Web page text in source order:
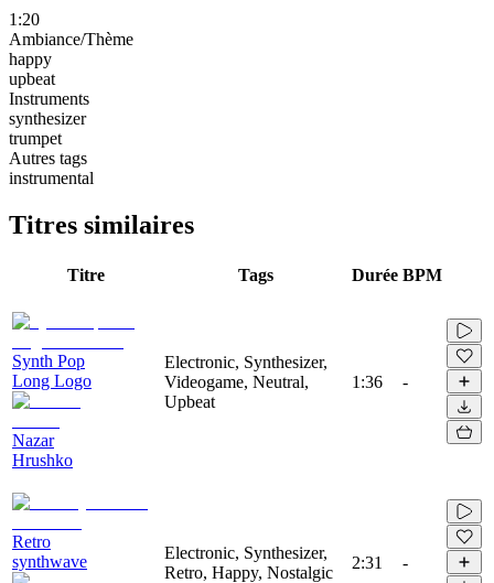
1:20
Ambiance/Thème
happy
upbeat
Instruments
synthesizer
trumpet
Autres tags
instrumental
Titres similaires
Titre Tags Durée BPM
Synth Pop
Long Logo
Nazar
Hrushko
Electronic, Synthesizer,
Videogame, Neutral,
Upbeat
1:36 -
Retro
synthwave
Electronic, Synthesizer,
Retro, Happy, Nostalgic
2:31 -